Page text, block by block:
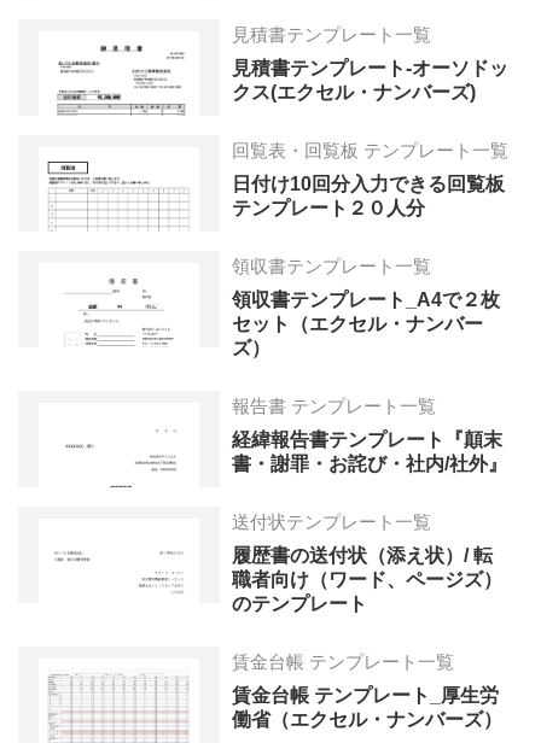
見積書テンプレート一覧
見積書テンプレート-オーソドッ
クス(エクセル・ナンバーズ)
回覧表・回覧板 テンプレート一覧
日付け10回分入力できる回覧板
テンプレート２０人分
領収書テンプレート一覧
領収書テンプレート_A4で２枚
セット（エクセル・ナンバー
ズ）
報告書 テンプレート一覧
経緯報告書テンプレート『顛末
書・謝罪・お詫び・社内/社外』
送付状テンプレート一覧
履歴書の送付状（添え状）/ 転
職者向け（ワード、ページズ）
のテンプレート
賃金台帳 テンプレート一覧
賃金台帳 テンプレート_厚生労
働省（エクセル・ナンバーズ）